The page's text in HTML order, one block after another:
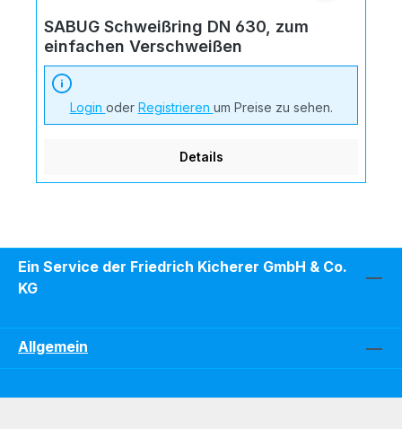
SABUG Schweißring DN 630, zum
einfachen Verschweißen
Login oder Registrieren um Preise zu sehen.
Details
Ein Service der Friedrich Kicherer GmbH & Co.
KG
Allgemein